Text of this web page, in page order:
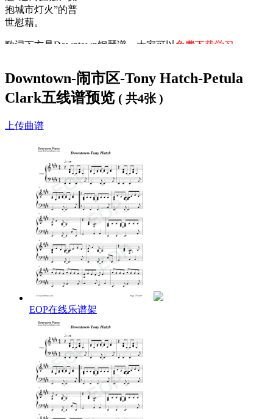
抱城市灯火”的普
世慰藉。
歌词下方是Downtown钢琴谱 ，大家可以 免费下载学习
Downtown歌词：
When you're alone and life is making you lonely
You can always go
Downtown
When you've got worries all the noise and the hurry
Downtown
Just listen to the music of the traffic in the city
Linger on the sidewalk where the neon signs are pretty
How can you lose
The lights are much brighter there
You can forget all your troubles forget all your cares
So go downtown things'll be great when you're
Downtown no finer place for sure
Downtown everything's waiting for you
Downtown
Don't hang around and let your problems surround you
There are movie shows
Downtown
Maybe you know some little places to go to
Where they never close
Downtown
Just listen to the rhythm of a gentle bossa nova
You'll be dancing with him too before the night is over
Happy again
The lights are much brighter there
You can forget all your troubles forget all your cares
So go downtown where all the lights are bright
Downtown waiting for you tonight
Downtown you're gonna be alright now
Downtown downtown
Downtown-闹市区-Tony Hatch-Petula
Clark五线谱预览 ( 共4张 )
上传曲谱
EOP在线乐谱架